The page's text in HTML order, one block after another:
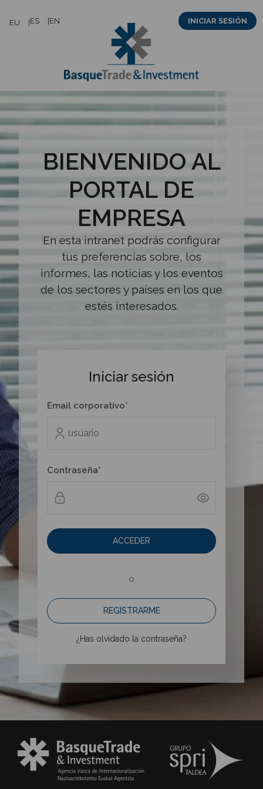
EU ES EN INICIAR SESIÓN
BIENVENIDO AL
PORTAL DE
EMPRESA
En esta intranet podrás configurar
tus preferencias sobre, los
informes, las noticias y los eventos
de los sectores y países en los que
estés interesados.
Iniciar sesión
Email corporativo*
Contraseña*
ACCEDER
o
REGISTRARME
¿Has olvidado la contraseña?